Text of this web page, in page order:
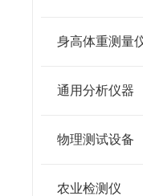
身高体重测量
通用分析仪器
物理测试设备
农业检测仪